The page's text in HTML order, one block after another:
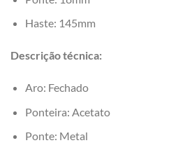
Haste: 145mm
Descrição técnica:
Aro: Fechado
Ponteira: Acetato
Ponte: Metal